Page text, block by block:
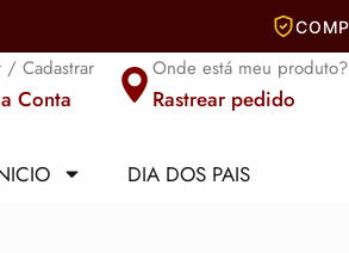
/ Cadastrar
Conta
Onde está meu produto?
Rastrear pedido
DIA DOS PAIS